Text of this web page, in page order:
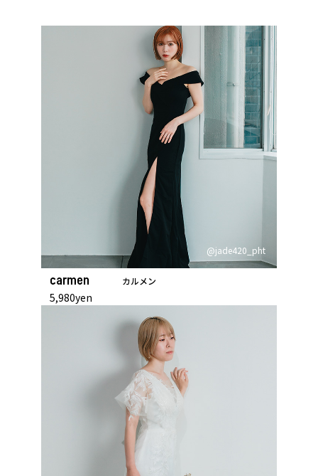
@jade420_pht
carmen カルメン
5,980yen